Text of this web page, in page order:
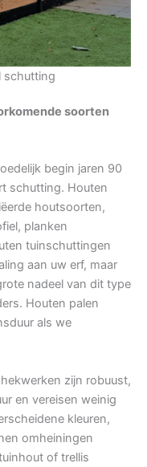
schutting
soorten
begin jaren 90
schutting. Houten
houtsoorten,
planken
tuinschuttingen
aan uw erf, maar
nadeel van dit type
Houten palen
als we
zijn robuust,
en vereisen weinig
kleuren,
omheiningen
of trellis